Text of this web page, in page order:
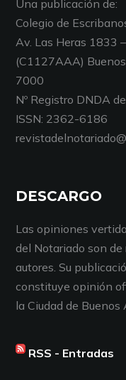
Una publicación de:
Colegio de
Av. Las Heras 1833
(C1127AAA)
7000
Nº Registro DNDA
ISSN: 2362-6186
DESCARGO
Las opiniones
del Notariado son
autores. Su
constituye opinión
la Ciudad de Buenos
RSS - Entradas